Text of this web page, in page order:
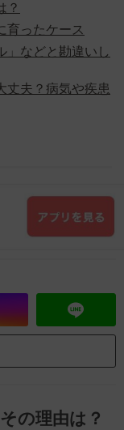
？
育ったケース
」などと勘違いし
丈夫？病気や疾患
の理由は？